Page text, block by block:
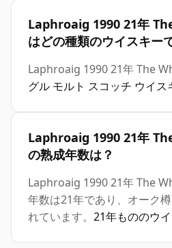
Laphroaig 1990 21年
はどの種類のウイスキー
Laphroaig 1990 21年 The
グル モルト スコッチ ウイス
Laphroaig 1990 21年
の熟成年数は？
Laphroaig 1990 21年 The
年数は21年であり、オーク
れています。 21年もののウ